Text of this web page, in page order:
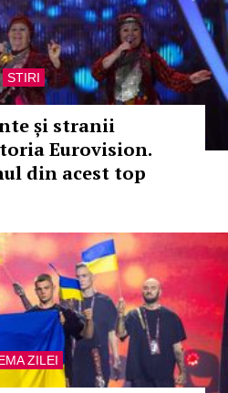
STIRI
și stranii
Eurovision.
din acest top
ZILEI